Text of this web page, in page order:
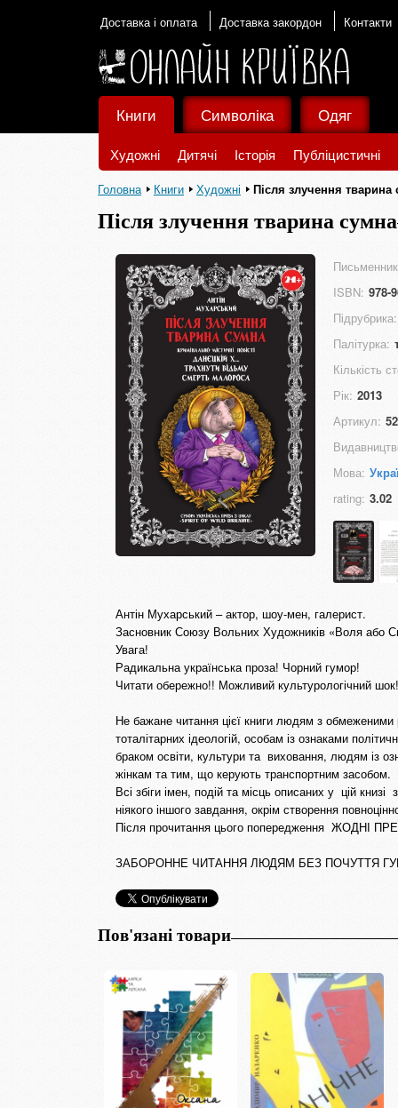
Доставка і оплата Доставка закордон Контакти
Книги
Художні Дитячі Історія Публіцистичні
Символіка Одяг
Головна Книги Художні Після злучення тварина
Після злучення тварина сумна
ISBN: 978-
Підрубрика:
Палітурка:
Кількість
Рік: 2013
Артикул:
Мова:
rating: 3.02
Антін Мухарський – актор, шоу-мен, галерист.
Засновник Союзу Вольних Художників «Воля або
Увага!
Радикальна українська проза! Чорний гумор!
Читати обережно!! Можливий культурологічний
Не бажане читання цієї книги людям з
тоталітарних ідеологій, особам із ознаками
браком освіти, культури та виховання, людям із
жінкам та тим, що керують транспортним засобом.
Всі збіги імен, подій та місць описаних у цій
ніякого іншого завдання, окрім створення
Після прочитання цього попередження ЖОДНІ
ЗАБОРОННЕ ЧИТАННЯ ЛЮДЯМ БЕЗ ПОЧУТТЯ
Пов'язані товари